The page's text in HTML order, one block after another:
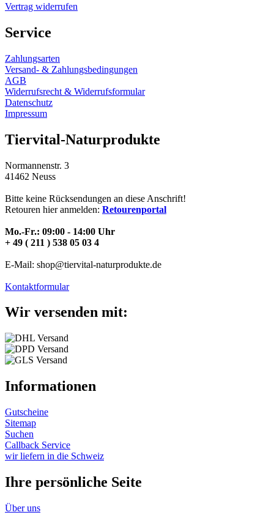
Vertrag widerrufen
Service
Zahlungsarten
Versand- & Zahlungsbedingungen
AGB
Widerrufsrecht & Widerrufsformular
Datenschutz
Impressum
Tiervital-Naturprodukte
Normannenstr. 3
41462 Neuss
Bitte keine Rücksendungen an diese Anschrift!
Retouren hier anmelden: Retourenportal
Mo.-Fr.: 09:00 - 14:00 Uhr
+ 49 ( 211 ) 538 05 03 4
E-Mail: shop@tiervital-naturprodukte.de
Kontaktformular
Wir versenden mit:
Informationen
Gutscheine
Sitemap
Suchen
Callback Service
wir liefern in die Schweiz
Ihre persönliche Seite
Über uns